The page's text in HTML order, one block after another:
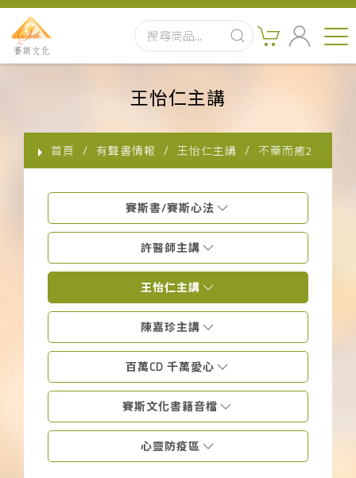
實體出版品
訂閱制有聲書
影音書
關於我們
聯絡客服
下載APP
常見問題
王怡仁主講
首頁 有聲書情報 王怡仁主講 不藥而癒2
賽斯書/賽斯心法
許醫師主講
王怡仁主講
陳嘉珍主講
百萬CD 千萬愛心
賽斯文化書籍音檔
心靈防疫區